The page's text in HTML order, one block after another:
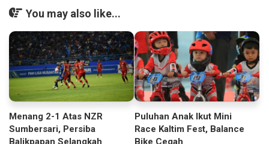
You may also like...
Menang 2-1 Atas NZR
Sumbersari, Persiba
Balikpapan Selangkah
Puluhan Anak Ikut Mini
Race Kaltim Fest, Balance
Bike Cegah